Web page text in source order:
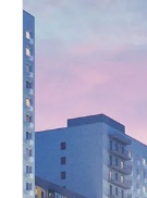
Разрешение на
Разрешение
Разрешение на
Разрешение
Разрешение
Разрешение на
Разрешение на
Разрешение на
Разрешение на
Разрешение на